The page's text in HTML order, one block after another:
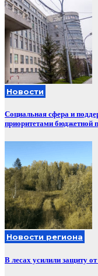
Новости
Социальная сфера и
приоритетами бюджетной
Новости региона
В лесах усилили защиту